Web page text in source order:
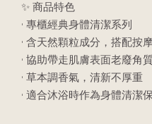
✨ 商品特色
• 專櫃經典身體清潔系列
• 含天然顆粒成分，搭配按
• 協助帶走肌膚表面老廢角
• 草本調香氣，清新不厚重
• 適合沐浴時作為身體清潔